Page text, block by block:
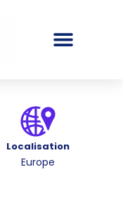
Localisation
Europe